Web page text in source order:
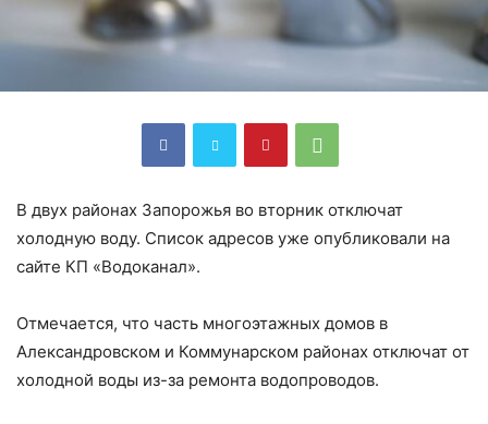
В двух районах Запорожья во вторник отключат
холодную воду. Список адресов уже опубликовали на
сайте КП «Водоканал».
Отмечается, что часть многоэтажных домов в
Александровском и Коммунарском районах отключат от
холодной воды из-за ремонта водопроводов.